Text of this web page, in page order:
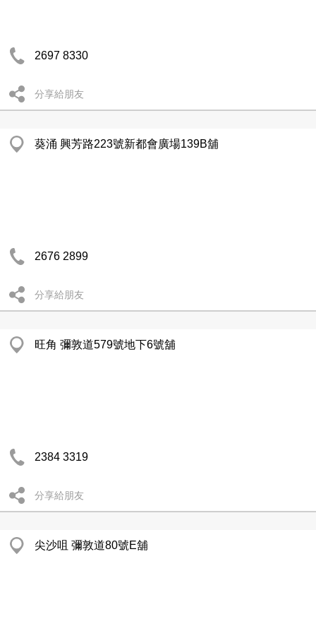
2697 8330
分享給朋友
葵涌 興芳路223號新都會廣場139B舖
2676 2899
分享給朋友
旺角 彌敦道579號地下6號舖
2384 3319
分享給朋友
尖沙咀 彌敦道80號E舖